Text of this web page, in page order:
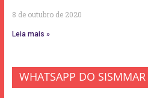
8 de outubro de 2020
Leia mais »
WHATSAPP DO SISMMAR